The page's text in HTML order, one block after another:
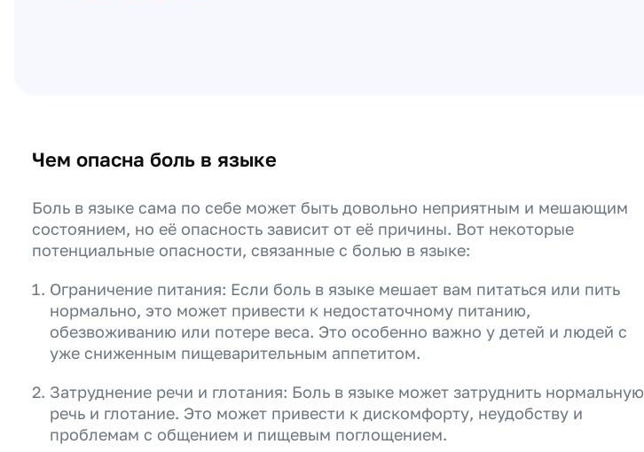
Чем опасна боль в языке
Боль в языке сама по себе может быть довольно неприятным и мешающим
состоянием, но её опасность зависит от её причины. Вот некоторые
потенциальные опасности, связанные с болью в языке:
Ограничение питания: Если боль в языке мешает вам питаться или пить
нормально, это может привести к недостаточному питанию,
обезвоживанию или потере веса. Это особенно важно у детей и людей с
уже сниженным пищеварительным аппетитом.
Затруднение речи и глотания: Боль в языке может затруднить нормальную
речь и глотание. Это может привести к дискомфорту, неудобству и
проблемам с общением и пищевым поглощением.